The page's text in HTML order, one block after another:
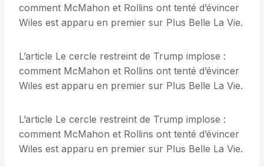
comment McMahon et Rollins ont tenté d’évincer
Wiles est apparu en premier sur Plus Belle La Vie.
L’article Le cercle restreint de Trump implose :
comment McMahon et Rollins ont tenté d’évincer
Wiles est apparu en premier sur Plus Belle La Vie.
L’article Le cercle restreint de Trump implose :
comment McMahon et Rollins ont tenté d’évincer
Wiles est apparu en premier sur Plus Belle La Vie.